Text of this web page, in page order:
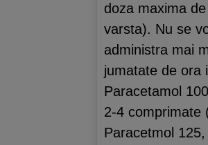
doza maxima
varsta). Nu se
administra mai
jumatate de ora
Paracetamol
2-4 comprimate
Paracetmol